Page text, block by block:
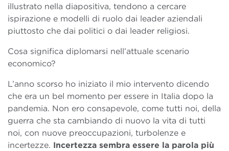
illustrato nella diapositiva, tendono a cercare
ispirazione e modelli di ruolo dai leader aziendali
piuttosto che dai politici o dai leader religiosi.
Cosa significa diplomarsi nell’attuale scenario
economico?
L’anno scorso ho iniziato il mio intervento dicendo
che era un bel momento per essere in Italia dopo la
pandemia. Non ero consapevole, come tutti noi, della
guerra che sta cambiando di nuovo la vita di tutti
noi, con nuove preoccupazioni, turbolenze e
incertezze. Incertezza sembra essere la parola più